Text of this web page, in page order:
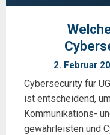
2. Februar
Cybersecurity für
ist entscheidend,
Kommunikations-
gewährleisten und